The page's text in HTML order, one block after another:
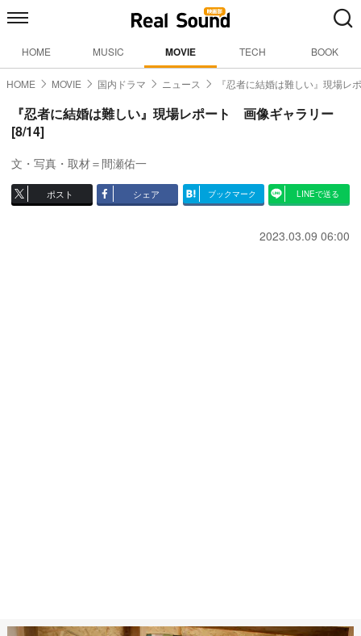
HOME MUSIC MOVIE TECH BOOK
HOME MOVIE 国内ドラマ ニュース 『忍者に結婚は難しい』現場レ
『忍者に結婚は難しい』現場レポート 画像ギャラリー
[8/14]
文・写真・取材＝間瀬佑一
ポスト シェア ブックマーク LINEで送る
2023.03.09 06:00